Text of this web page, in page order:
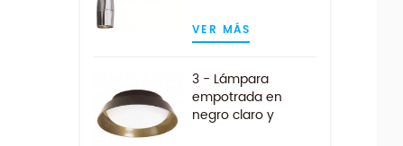
VER MÁS
3 - Lámpara
empotrada en
negro claro y